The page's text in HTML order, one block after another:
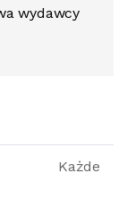
wydawcy
Każde